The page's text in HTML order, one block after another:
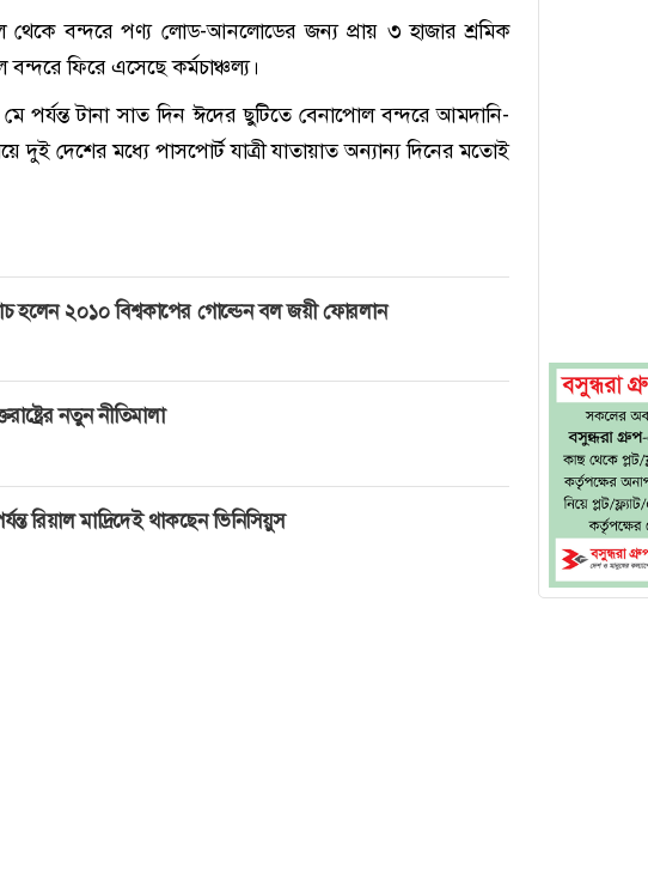
থেকে বন্দরে পণ্য লোড-আনলোডের জন্য প্রায় ৩ হাজার শ্রমিক
ফিরে এসেছে কর্মচাঞ্চল্য।
টানা সাত দিন ঈদের ছুটিতে বেনাপোল বন্দরে আমদানি-
দুই দেশের মধ্যে পাসপোর্ট যাত্রী যাতায়াত অন্যান্য দিনের মতোই
হলেন ২০১০ বিশ্বকাপের গোল্ডেন বল জয়ী ফোরলান
নতুন নীতিমালা
রিয়াল মাদ্রিদেই থাকছেন ভিনিসিয়ুস